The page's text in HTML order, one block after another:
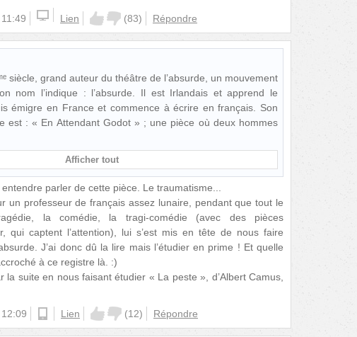
Lien (83) Répondre
siècle, grand auteur du théâtre de l’absurde, un mouvement
nom l’indique : l’absurde. Il est Irlandais et apprend le
émigre en France et commence à écrire en français. Son
est : « En Attendant Godot » ; une pièce où deux hommes
Afficher tout
parler de cette pièce. Le traumatisme...
un professeur de français assez lunaire, pendant que tout le
la comédie, la tragi-comédie (avec des pièces
qui captent l’attention), lui s’est mis en tête de nous faire
J’ai donc dû la lire mais l’étudier en prime ! Et quelle
à ce registre là. :)
la suite en nous faisant étudier « La peste », d’Albert Camus,
ios Lien (12) Répondre